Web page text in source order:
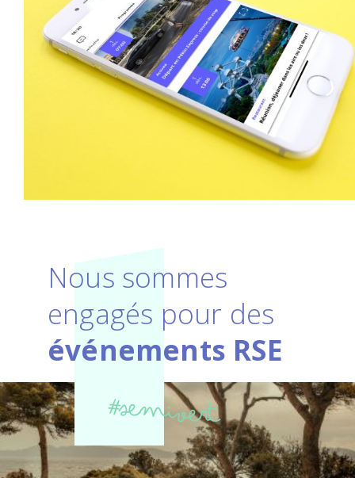
Nous sommes
engagés pour des
événements RSE
#semivert